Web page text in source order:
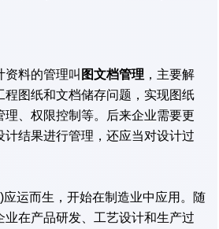
料的管理叫 图文档管理 ，主要解
程图纸和文档储存问题，实现图纸
理、权限控制等。后来企业需要更
计结果进行管理，还应当对设计过
)应运而生，开始在制造业中应用。随
业在产品研发、工艺设计和生产过